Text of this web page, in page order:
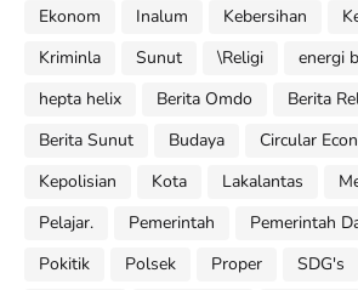
Ekonom
Inalum Kebersihan
Kriminla
Sunut \Religi
energi
hepta helix
Berita Omdo
Berita
Berita Sunut
Budaya
Circular
Kepolisian
Kota Lakalantas
Pelajar.
Pemerintah Pemerintah
Pokitik
Polsek Proper SDG's